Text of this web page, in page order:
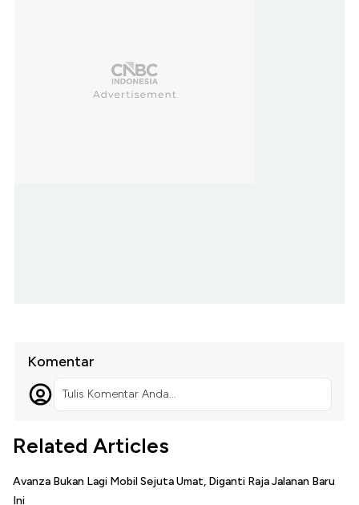
Komentar
Tulis Komentar Anda...
Related Articles
Avanza Bukan Lagi Mobil Sejuta Umat, Diganti Raja Jalanan Baru
Ini